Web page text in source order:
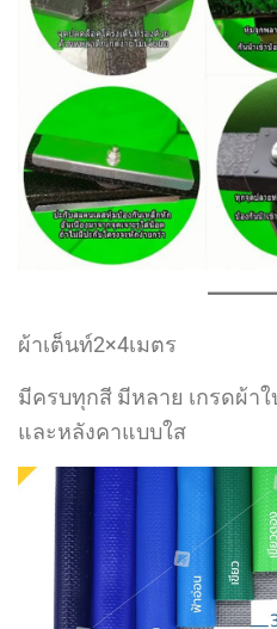
ผ้าเต็นท์2×4เมตร
มีครบทุกสี มีหลาย เกรดผ้า
และหลังคาแบบใส